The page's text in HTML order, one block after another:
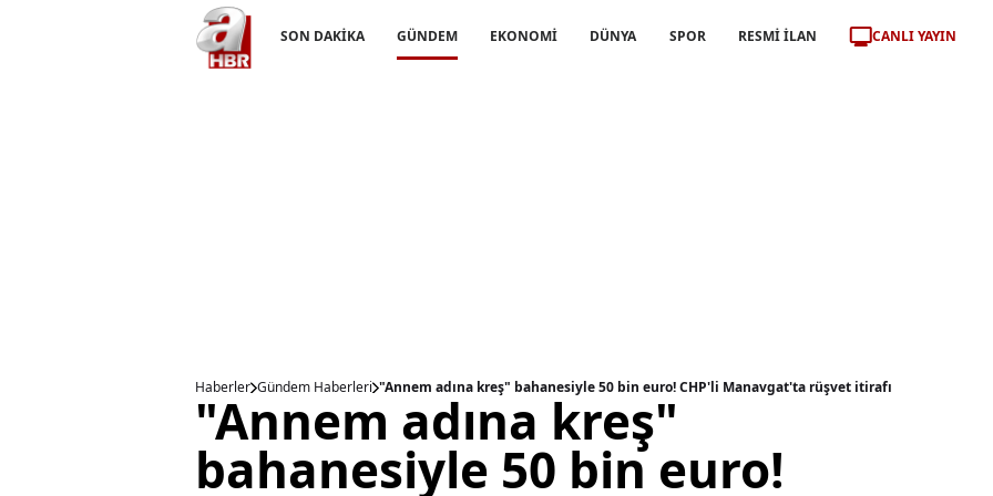
SON DAKİKA GÜNDEM EKONOMİ DÜNYA SPOR RESMİ İLAN CANLI YAYIN
Haberler Gündem Haberleri "Annem adına kreş" bahanesiyle 50 bin euro! CHP'li Manavgat'ta rüşvet itirafı
"Annem adına kreş"
bahanesiyle 50 bin euro!